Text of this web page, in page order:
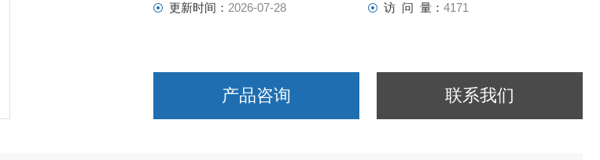
更新时间： 2026-07-28 访 问 量： 4171
产品咨询 联系我们